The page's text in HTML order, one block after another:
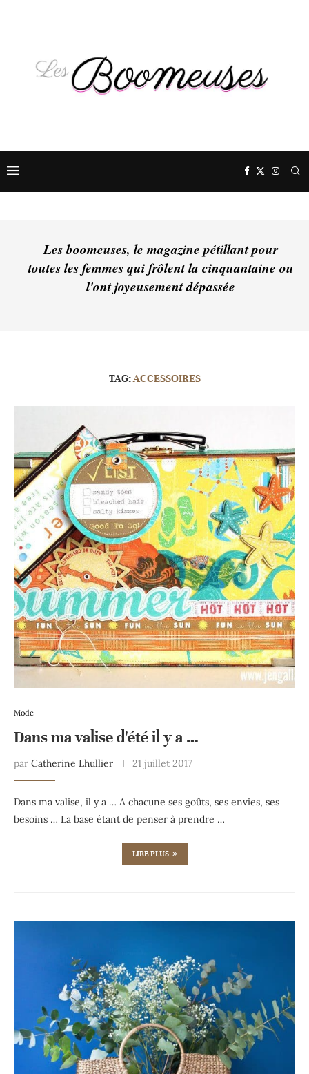
Les boomeuses, le magazine pétillant pour
toutes les femmes qui frôlent la cinquantaine ou
l'ont joyeusement dépassée
TAG:ACCESSOIRES
Mode
Dans ma valise d'été il y a …
par Catherine Lhullier 21 juillet 2017
Dans ma valise, il y a … A chacune ses goûts, ses envies, ses
besoins … La base étant de penser à prendre …
LIRE PLUS